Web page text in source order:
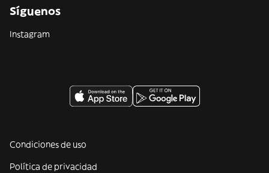
Síguenos
Instagram
Condiciones de uso
Política de privacidad